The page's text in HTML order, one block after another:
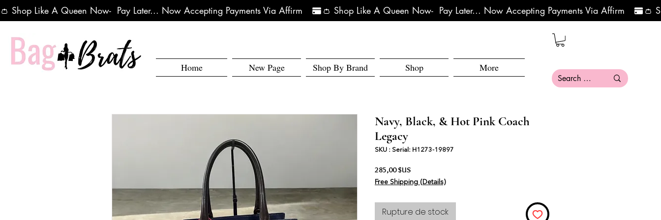
👛 Shop Like A Queen Now-  Pay Later... Now Accepting Payments Via Affirm
Home New Page Shop By Brand Shop More
Navy, Black, & Hot Pink Coach
Legacy
SKU : Serial: H1273-19897
285,00 $USPrix
Free Shipping (Details)
Rupture de stock